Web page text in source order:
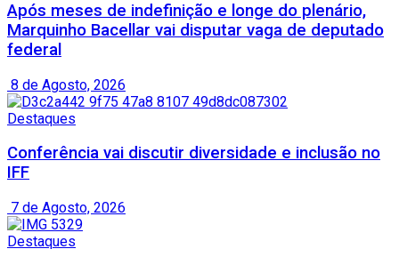
Após meses de indefinição e longe do plenário,
Marquinho Bacellar vai disputar vaga de deputado
federal
8 de Agosto, 2026
Destaques
Conferência vai discutir diversidade e inclusão no
IFF
7 de Agosto, 2026
Destaques